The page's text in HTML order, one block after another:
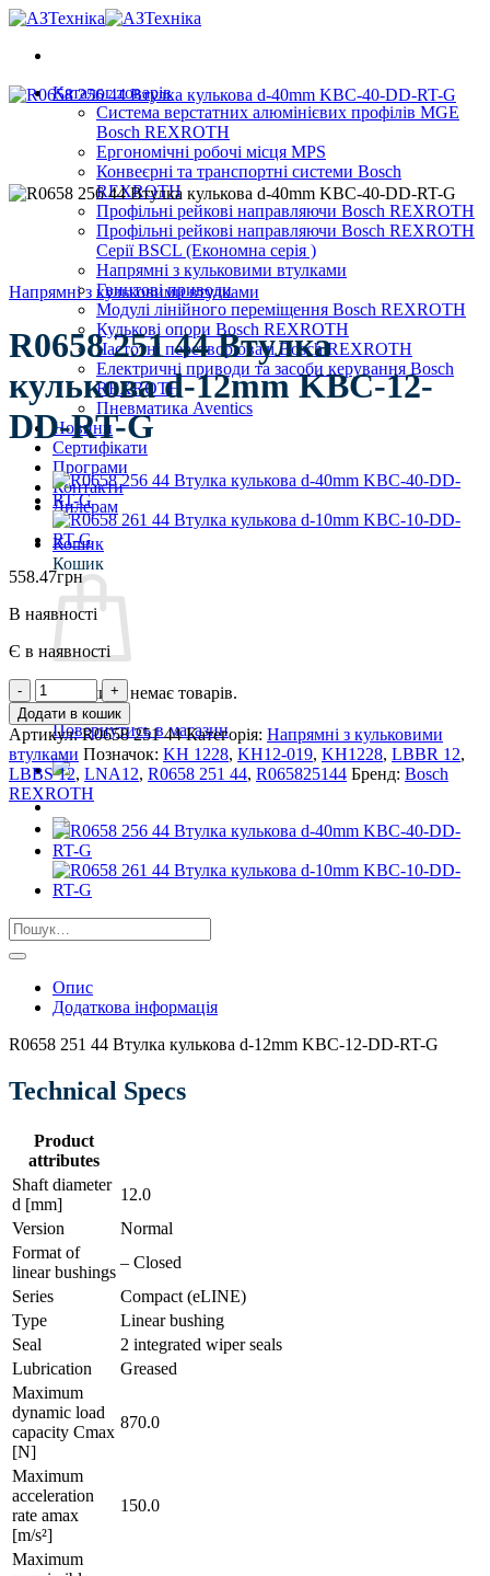
Skip
content
Каталог товарів
Система верстатних алюмінієвих профілів MGE
Bosch REXROTH
Ергономічні робочі місця MPS
Конвеєрні та транспортні системи Bosch
REXROTH
Профільні рейкові направляючи Bosch REXROTH
Профільні рейкові направляючи Bosch REXROTH
Серії BSCL (Економна серія )
Напрямні з кульковими втулками
Гвинтові приводи
Модулі лінійного переміщення Bosch REXROTH
Кулькові опори Bosch REXROTH
Частотні перетворювачі Bosch REXROTH
Електричні приводи та засоби керування Bosch
REXROTH
Пневматика Aventics
Новини
Сертифікати
Програми
Контакти
Дилерам
Кошик
Кошик
У кошику немає товарів.
Повернутись в магазин
Напрямні з кульковими втулками
R0658 251 44 Втулка
кулькова d-12mm KBC-12-
DD-RT-G
558.47грн
В наявності
Є в наявності
R0658
251
44
Втулка
кулькова
d-
12mm
KBC-
12-
DD-
RT-
кількість
Додати в кошик
Артикул:R0658 251 44 Категорія: Напрямні з кульковими
втулками Позначок: KH 1228, KH12-019, KH1228, LBBR 12,
LBBS 12, LNA12, R0658 251 44, R065825144 Бренд: Bosch
REXROTH
Шукати:
Опис
Додаткова інформація
R0658 251 44 Втулка кулькова d-12mm KBC-12-DD-RT-G
Technical Specs
Product
attributes
Shaft diameter
d [mm]
12.0
Version
Normal
Format of
linear bushings
– Closed
Series
Compact (eLINE)
Type
Linear bushing
Seal
2 integrated wiper seals
Lubrication
Greased
Maximum
dynamic load
capacity Cmax
[N]
870.0
Maximum
acceleration
rate amax
[m/s²]
150.0
Maximum